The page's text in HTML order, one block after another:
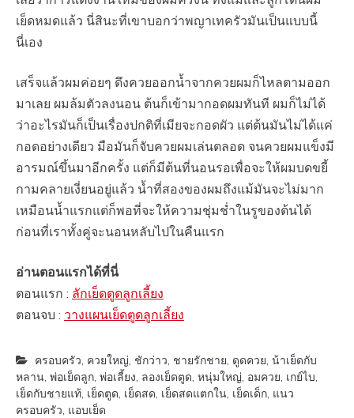
เย็ดหมดแล้ว นี่สินะที่เขาบอกว่าพญาเทครัวมันเป็นแบบนี้
นี่เอง
เสร็จแล้วผมค่อยๆ ดึงควยออกน้ำจากควยผมก็ไหลตามออก
มาเลย ผมล้มตัวลงนอน ต้นก็เข้ามากอดผมทันที ผมก็ไม่ได้
ว่าอะไรมันก็เป็นเรื่องปกติที่เมียจะกอดผัว แต่ต้นมันไม่ได้แค่
กอดอย่างเดียว มือมันก็จับควยผมเล่นตลอด จนควยผมแข็งมี
อารมณ์ขึ้นมาอีกครั้ง แต่ก็มีต้นที่นอนรอเพื่อจะให้ผมบดขยี้
กามคลายเงี่ยนอยู่แล้ว น้ำที่สองของผมถึงแม้มันจะไม่มาก
เหมือนน้ำแรกแต่ก็พอที่จะให้ความชุ่มช่ำในรูของต้นได้
ก่อนที่เราทั้งคู่จะนอนหลับไปในคืนแรก
อ่านตอนแรกได้ที่นี่
ตอนแรก : ลักเย็ดตูดลูกเลี้ยง
ตอนจบ : วางแผนเย็ดตูดลูกเลี้ยง
ครอบครัว, ควยใหญ่, ชักว่าว, ชายรักชาย, ดูดควย, น้าเย็ดกับ
หลาน, พ่อเย็ดลูก, พ่อเลี้ยง, ลองเย็ดตูด, หนุ่มใหญ่, อมควย, เกย์ไบ,
เย็ดกับชายแท้, เย็ดตูด, เย็ดสด, เย็ดสดแตกใน, เย็ดเด็ก, แนว
ครอบครัว, แอบเย็ด